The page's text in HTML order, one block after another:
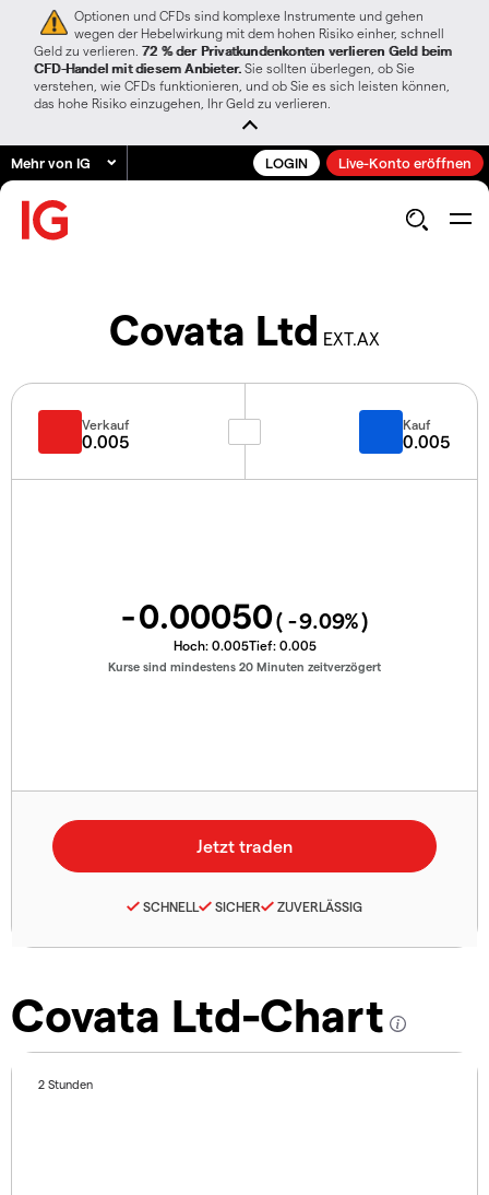
Optionen und CFDs sind komplexe Instrumente und gehen
wegen der Hebelwirkung mit dem hohen Risiko einher, schnell
Geld zu verlieren. 72 % der Privatkundenkonten verlieren Geld beim
CFD-Handel mit diesem Anbieter. Sie sollten überlegen, ob Sie
verstehen, wie CFDs funktionieren, und ob Sie es sich leisten können,
das hohe Risiko einzugehen, Ihr Geld zu verlieren.
Mehr von IG LOGIN Live-Konto eröffnen
Covata Ltd EXT.AX
Covata Ltd-Chart
2 Stunden
Verkauf
0.005
Kauf
0.005
-0.00050( -9.09%)
Hoch: 0.005Tief: 0.005
Kurse sind mindestens 20 Minuten zeitverzögert
SCHNELL SICHER ZUVERLÄSSIG